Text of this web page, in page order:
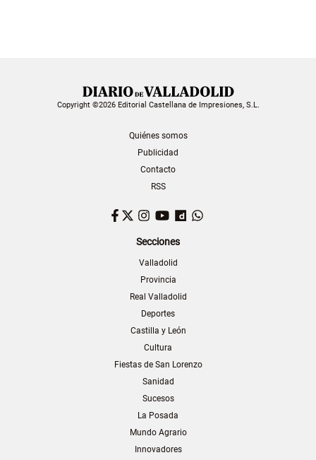
Copyright ©2026 Editorial Castellana de Impresiones, S.L.
Quiénes somos
Publicidad
Contacto
RSS
Facebook
TwitterInstagram
YouTubeDailymotion
Secciones
Valladolid
Provincia
Real Valladolid
Deportes
Castilla y León
Cultura
Fiestas de San Lorenzo
Sanidad
Sucesos
La Posada
Mundo Agrario
Innovadores